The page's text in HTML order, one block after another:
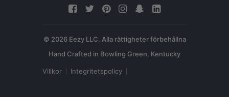
© 2026 Eezy LLC. Alla rättigheter förbehållna
Villkor Integritetspolicy